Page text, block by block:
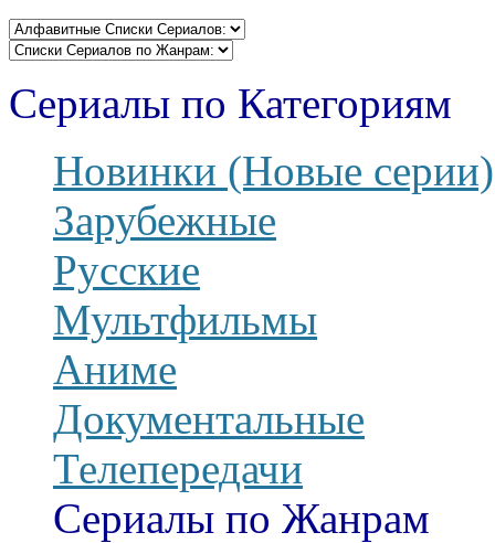
Сериалы по Категориям
Новинки (Новые серии)
Зарубежные
Русские
Мультфильмы
Аниме
Документальные
Телепередачи
Сериалы по Жанрам